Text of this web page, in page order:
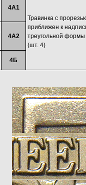
4А1
Травинка с
приближен к
треугольной формы
(шт. 4)
4А2
4Б